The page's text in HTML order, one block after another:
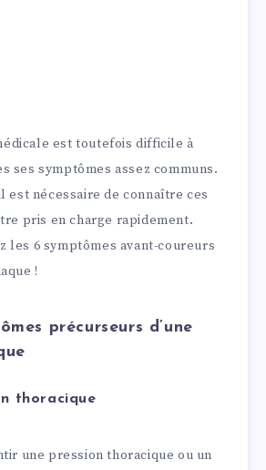
est toutefois difficile à
ses symptômes assez communs.
est nécessaire de connaître ces
pris en charge rapidement.
les 6 symptômes avant-coureurs
!
précurseurs d’une
thoracique
une pression thoracique ou un